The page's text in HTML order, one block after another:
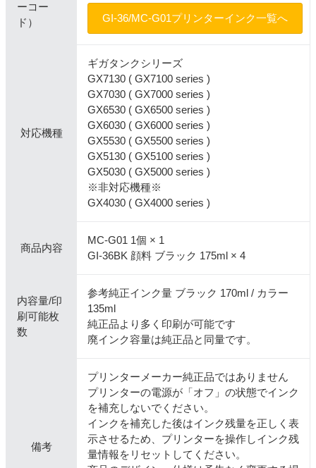
ーコー
ド）
GI-36/MC-G01プリンターインク一覧へ
対応機種
ギガタンクシリーズ
GX7130 ( GX7100 series )
GX7030 ( GX7000 series )
GX6530 ( GX6500 series )
GX6030 ( GX6000 series )
GX5530 ( GX5500 series )
GX5130 ( GX5100 series )
GX5030 ( GX5000 series )
※非対応機種※
GX4030 ( GX4000 series )
商品内容
MC-G01 1個 × 1
GI-36BK 顔料 ブラック 175ml × 4
内容量/印
刷可能枚
数
参考純正インク量 ブラック 170ml / カラー
135ml
純正品より多く印刷が可能です
廃インク容量は純正品と同量です。
備考
プリンターメーカー純正品ではありません
プリンターの電源が「オフ」の状態でインク
を補充しないでください。
インクを補充した後はインク残量を正しく表
示させるため、プリンターを操作しインク残
量情報をリセットしてください。